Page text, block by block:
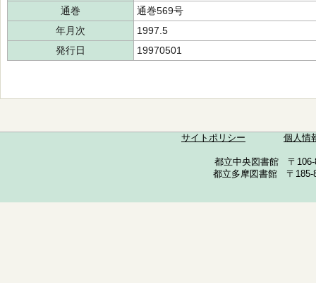
通巻
通巻569号
年月次
1997.5
発行日
19970501
サイトポリシー 個人情
都立中央図書館 〒
都立多摩図書館 〒185-